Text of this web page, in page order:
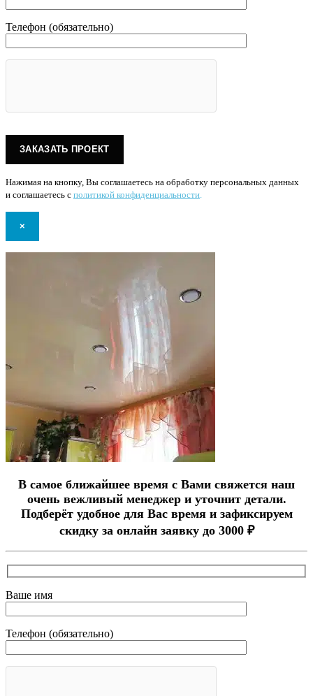
Телефон (обязательно)
Нажимая на кнопку, Вы соглашаетесь на обработку персональных данных
и соглашаетесь с политикой конфиденциальности
×
В самое ближайшее время с Вами свяжется наш
очень вежливый менеджер и уточнит детали.
Подберёт удобное для Вас время и зафиксируем
скидку за онлайн заявку до 3000 ₽
Ваше имя
Телефон (обязательно)